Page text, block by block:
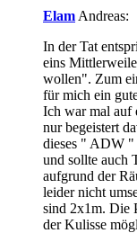
Elam Andreas:
In der Tat
eins
wollen". Zum
für mich ein
Ich war mal auf
nur begeistert
dieses " ADW "
und sollte auch
aufgrund der
leider nicht
sind 2x1m. Die
der Kulisse